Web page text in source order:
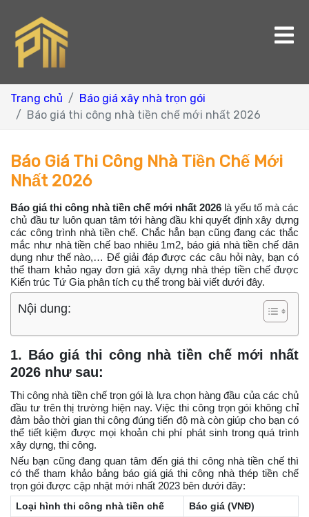
Trang chủ
Báo giá xây nhà trọn gói
Báo giá thi công nhà tiền chế mới nhất 2026
Báo Giá Thi Công Nhà Tiền Chế Mới
Nhất 2026
Báo giá thi công nhà tiền chế mới nhất 2026 là yếu tố mà các
chủ đầu tư luôn quan tâm tới hàng đầu khi quyết định xây dựng
các công trình nhà tiền chế. Chắc hẳn bạn cũng đang các thắc
mắc như nhà tiền chế bao nhiêu 1m2, báo giá nhà tiền chế dân
dụng như thế nào,… Để giải đáp được các câu hỏi này, bạn có
thể tham khảo ngay đơn giá xây dựng nhà thép tiền chế được
Kiến trúc Tứ Gia phân tích cụ thể trong bài viết dưới đây.
Nội dung:
1. Báo giá thi công nhà tiền chế mới nhất
2026 như sau:
Thi công nhà tiền chế trọn gói là lựa chọn hàng đầu của các chủ
đầu tư trên thị trường hiện nay. Việc thi công trọn gói không chỉ
đảm bảo thời gian thi công đúng tiến độ mà còn giúp cho bạn có
thể tiết kiệm được mọi khoản chi phí phát sinh trong quá trình
xây dựng, thi công.
Nếu bạn cũng đang quan tâm đến giá thi công nhà tiền chế thì
có thể tham khảo bảng báo giá giá thi công nhà thép tiền chế
trọn gói được cập nhật mới nhất 2023 bên dưới đây:
Loại hình thi công nhà tiền chế Báo giá (VNĐ)